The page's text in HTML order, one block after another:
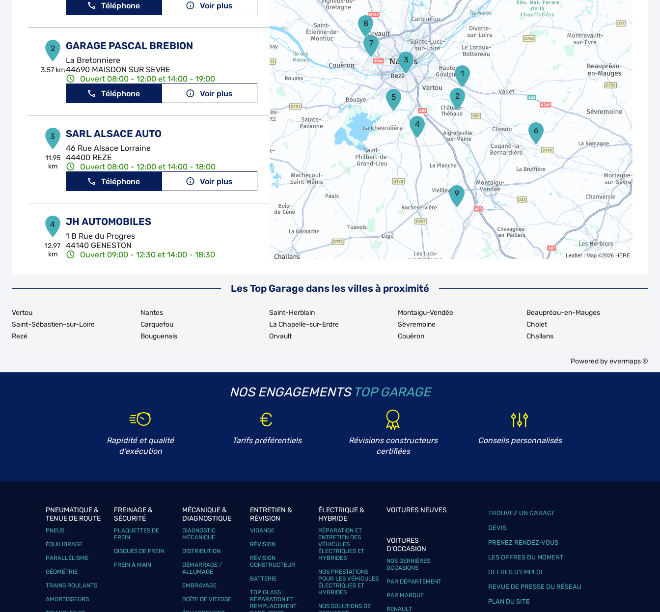
Téléphone
Voir plus
2
3.57 km
GARAGE PASCAL BREBION
La Bretonniere
44690 MAISDON SUR SEVRE
Ouvert 08:00 - 12:00 et 14:00 - 19:00
Téléphone
Voir plus
3
11.95
km
SARL ALSACE AUTO
46 Rue Alsace Lorraine
44400 REZE
Ouvert 08:00 - 12:00 et 14:00 - 18:00
Téléphone
Voir plus
4
12.97
km
JH AUTOMOBILES
1 B Rue du Progres
44140 GENESTON
Ouvert 09:00 - 12:30 et 14:00 - 18:30
NHB AUTOMOBILES
4 T Rue du Plessis
44860 PONT ST MARTIN
Ouvert 08:00 - 12:00 et 14:00 - 18:30
43 Rue de Bretagne
Téléphone
20.05
km
PASSION AUTOMOBILES
44800 ST HERBLAIN
Ouvert 08:00 - 12:15 et 14:00 - 18:15
Téléphone
Voir plus
8
23.01
AVENARD AUTOMOBILES
Rue de Nantes
44880 SAUTRON
9
6
8
7
3
5
4
2
1
Leaflet| Map ©2026 HERE
Les Top Garage dans les villes à proximité
Vertou
Saint-Sébastien-sur-Loire
Rezé
Nantes
Carquefou
Bouguenais
Saint-Herblain
La Chapelle-sur-Erdre
Orvault
Montaigu-Vendée
Sèvremoine
Couëron
Beaupréau-en-Mauges
Cholet
Challans
Powered byevermaps ©
NOS ENGAGEMENTS TOP GARAGE
Rapidité et qualité
d'exécution
Tarifs préférentiels
Révisions constructeurs
certifiées
Conseils personnalisés
PNEUMATIQUE &
TENUE DE ROUTE
PNEUS
ÉQUILIBRAGE
PARALLÉLISME
GÉOMÉTRIE
TRAINS ROULANTS
AMORTISSEURS
FREINAGE &
SÉCURITÉ
PLAQUETTES DE
FREIN
DISQUES DE FREIN
FREIN À MAIN
MÉCANIQUE &
DIAGNOSTIQUE
DIAGNOSTIC
MÉCANIQUE
DISTRIBUTION
DÉMARRAGE /
ALLUMAGE
EMBRAYAGE
BOÎTE DE VITESSE
ENTRETIEN &
RÉVISION
VIDANGE
RÉVISION
RÉVISION
CONSTRUCTEUR
BATTERIE
TOP GLASS :
RÉPARATION ET
REMPLACEMENT
ÉLECTRIQUE &
HYBRIDE
RÉPARATION ET
ENTRETIEN DES
VÉHICULES
ÉLECTRIQUES ET
HYBRIDES
NOS PRESTATIONS
POUR LES VÉHICULES
ÉLECTRIQUES ET
HYBRIDES
NOS SOLUTIONS DE
VOITURES NEUVES
VOITURES
D'OCCASION
NOS DERNIÈRES
OCCASIONS
PAR DÉPARTEMENT
PAR MARQUE
RENAULT
TROUVEZ UN GARAGE
DEVIS
PRENEZ RENDEZ-VOUS
LES OFFRES DU MOMENT
OFFRES D’EMPLOI
REVUE DE PRESSE DU RÉSEAU
PLAN DU SITE